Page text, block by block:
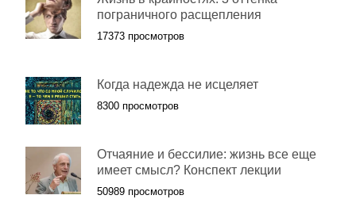
пограничного расщепления
17373 просмотров
Когда надежда не исцеляет
8300 просмотров
Отчаяние и бессилие: жизнь все еще
имеет смысл? Конспект лекции
50989 просмотров